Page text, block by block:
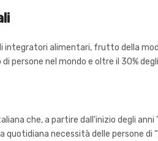
integratori alimentari, frutto della
persone nel mondo e oltre il 30%
italiana che, a partire dall'inizio degli
quotidiana necessità delle persone di